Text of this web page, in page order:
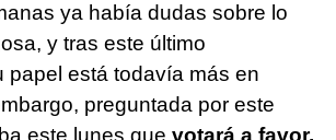
ya había dudas sobre lo
y tras este último
papel está todavía más en
preguntada por este
este lunes que votará a favor,